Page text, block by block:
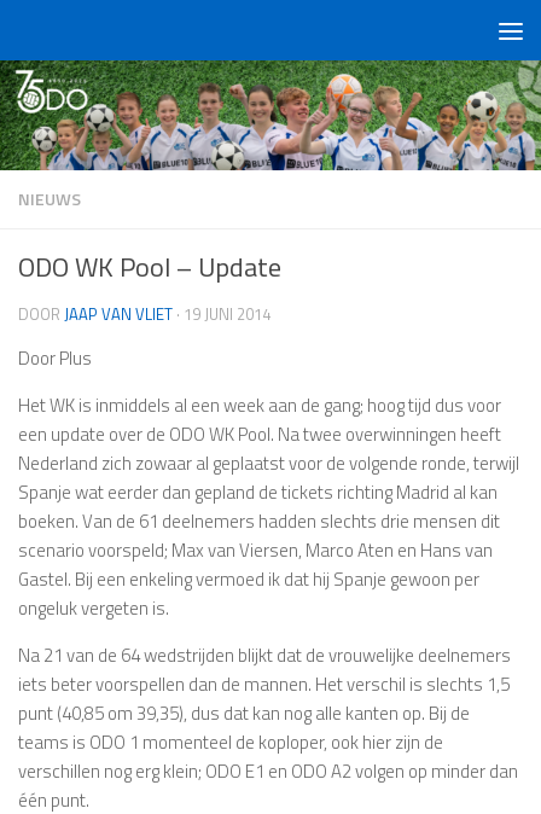
NIEUWS
ODO WK Pool – Update
DOOR JAAP VAN VLIET · 19 JUNI 2014
Door Plus
Het WK is inmiddels al een week aan de gang; hoog tijd dus voor
een update over de ODO WK Pool. Na twee overwinningen heeft
Nederland zich zowaar al geplaatst voor de volgende ronde, terwijl
Spanje wat eerder dan gepland de tickets richting Madrid al kan
boeken. Van de 61 deelnemers hadden slechts drie mensen dit
scenario voorspeld; Max van Viersen, Marco Aten en Hans van
Gastel. Bij een enkeling vermoed ik dat hij Spanje gewoon per
ongeluk vergeten is.
Na 21 van de 64 wedstrijden blijkt dat de vrouwelijke deelnemers
iets beter voorspellen dan de mannen. Het verschil is slechts 1,5
punt (40,85 om 39,35), dus dat kan nog alle kanten op. Bij de
teams is ODO 1 momenteel de koploper, ook hier zijn de
verschillen nog erg klein; ODO E1 en ODO A2 volgen op minder dan
één punt.